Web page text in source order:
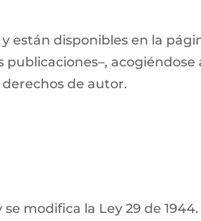
están disponibles en la
acogiéndose
de autor.
modifica la Ley 29 de 1944.